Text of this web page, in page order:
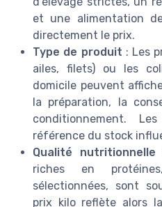
et une alimentation
directement le prix.
Type de produit : Les
ailes, filets) ou les
domicile peuvent
la préparation, la
conditionnement.
référence du stock
Qualité nutritionnelle
riches en
sélectionnées, sont
prix kilo reflète alors